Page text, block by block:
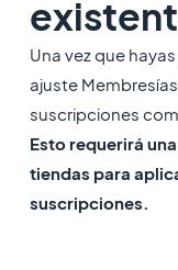
Una vez que
ajuste
suscripciones
Esto requerirá
tiendas para
suscripciones.